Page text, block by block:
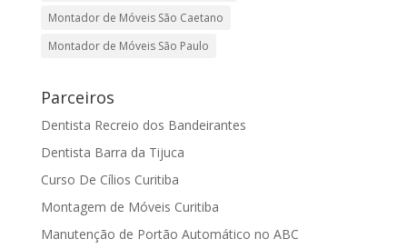
Montador de Móveis São Caetano
Montador de Móveis São Paulo
Parceiros
Dentista Recreio dos Bandeirantes
Dentista Barra da Tijuca
Curso De Cílios Curitiba
Montagem de Móveis Curitiba
Manutenção de Portão Automático no ABC